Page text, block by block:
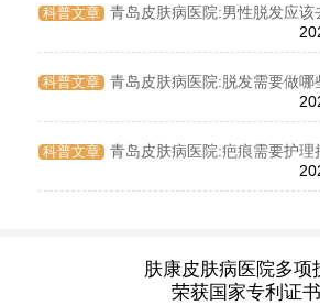
科普文章
青岛皮肤病医院:男性脱发应该
科普文章
青岛皮肤病医院:脱发需要做哪
科普文章
青岛皮肤病医院:疤痕需要护理
肤康皮肤病医院多项
荣获国家专利证书